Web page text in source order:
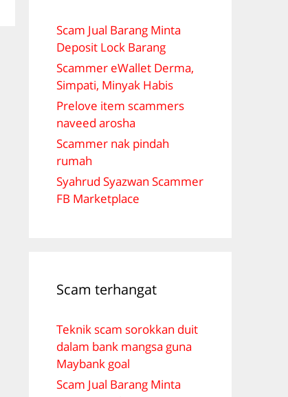
Scam Jual Barang Minta
Deposit Lock Barang
Scammer eWallet Derma,
Simpati, Minyak Habis
Prelove item scammers
naveed arosha
Scammer nak pindah
rumah
Syahrud Syazwan Scammer
FB Marketplace
Scam terhangat
Teknik scam sorokkan duit
dalam bank mangsa guna
Maybank goal
Scam Jual Barang Minta